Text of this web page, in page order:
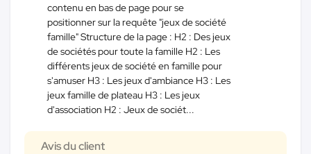
contenu en bas de page pour se
positionner sur la requête "jeux de société
famille" Structure de la page : H2 : Des jeux
de sociétés pour toute la famille H2 : Les
différents jeux de société en famille pour
s'amuser H3 : Les jeux d'ambiance H3 : Les
jeux famille de plateau H3 : Les jeux
d'association H2 : Jeux de sociét...
Avis du client